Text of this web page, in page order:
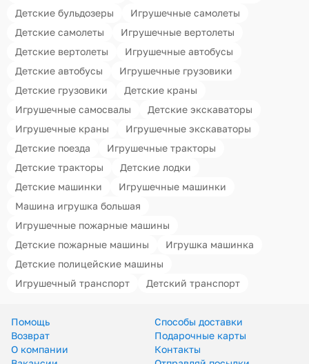
Детские бульдозеры
Игрушечные самолеты
Детские самолеты
Игрушечные вертолеты
Детские вертолеты
Игрушечные автобусы
Детские автобусы
Игрушечные грузовики
Детские грузовики
Детские краны
Игрушечные самосвалы
Детские экскаваторы
Игрушечные краны
Игрушечные экскаваторы
Детские поезда
Игрушечные тракторы
Детские тракторы
Детские лодки
Детские машинки
Игрушечные машинки
Машина игрушка большая
Игрушечные пожарные машины
Детские пожарные машины
Игрушка машинка
Детские полицейские машины
Игрушечный транспорт
Детский транспорт
Помощь
Способы доставки
Возврат
Подарочные карты
О компании
Контакты